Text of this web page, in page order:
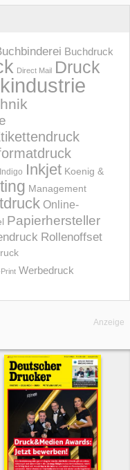
Buchdruck
Direct Mail Druck
Inkjet Koenig &
Management
Online-
Papierhersteller
Rollenoffset
Werbedruck
Anzeige